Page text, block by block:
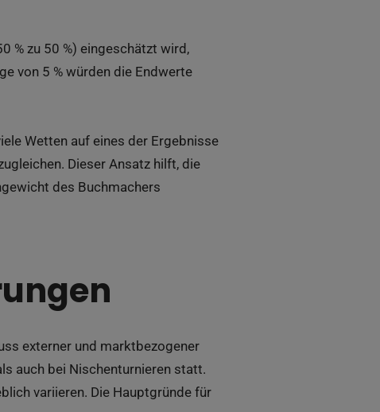
% zu 50 %) eingeschätzt wird,
von 5 % würden die Endwerte
Wetten auf eines der Ergebnisse
Dieser Ansatz hilft, die
des Buchmachers
externer und marktbezogener
auch bei Nischenturnieren statt.
variieren. Die Hauptgründe für